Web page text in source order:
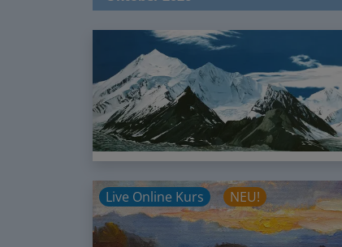
Live Online Kurs NEU!